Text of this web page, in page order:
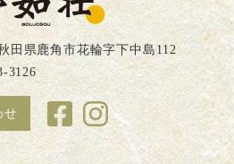
田県鹿角市花輪字下中島112
3126
せ